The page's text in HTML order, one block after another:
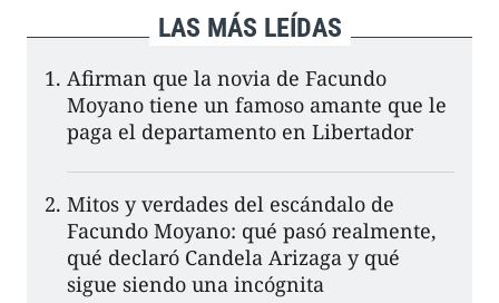
LAS MÁS LEÍDAS
Afirman que la novia de Facundo
Moyano tiene un famoso amante que le
paga el departamento en Libertador
Mitos y verdades del escándalo de
Facundo Moyano: qué pasó realmente,
qué declaró Candela Arizaga y qué
sigue siendo una incógnita